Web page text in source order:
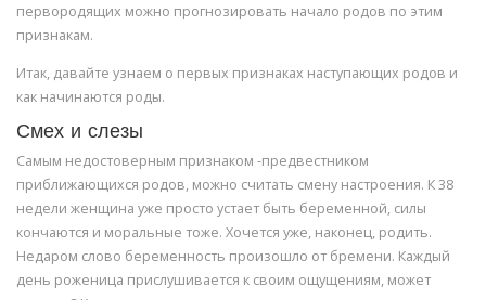
первородящих можно прогнозировать начало родов по этим
признакам.
Итак, давайте узнаем о первых признаках наступающих родов и
как начинаются роды.
Смех и слезы
Самым недостоверным признаком -предвестником
приближающихся родов, можно считать смену настроения. К 38
недели женщина уже просто устает быть беременной, силы
кончаются и моральные тоже. Хочется уже, наконец, родить.
Недаром слово беременность произошло от бремени. Каждый
день роженица прислушивается к своим ощущениям, может